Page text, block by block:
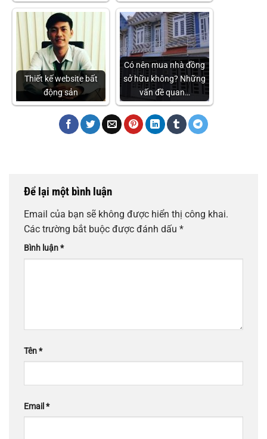
Thiết kế website bất
động sản
Có nên mua nhà đồng
sở hữu không? Những
vấn đề quan…
Để lại một bình luận
Email của bạn sẽ không được hiển thị công khai.
Các trường bắt buộc được đánh dấu *
Bình luận*
Tên*
Email *